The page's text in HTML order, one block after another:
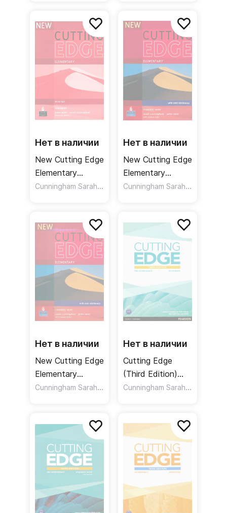
Нет в наличии
New Cutting Edge
Elementary
Workbook + Key /
Cunningham Sarah
,Moor Peter,Eales Frances
Нет в наличии
New Cutting Edge
Elementary
Students Book +Cunningham Sarah
,Moor
Нет в наличии
New Cutting Edge
Elementary
Students Book /Cunningham Sarah
,Moor Peter,Eales Frances
Нет в наличии
Cutting Edge
(Third Edition)
Pre-intermediate
Рабочая тетрадь
Cunningham Sarah
,Moor